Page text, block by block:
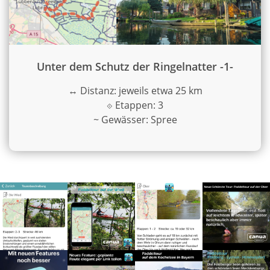
Unter dem Schutz der Ringelnatter -1-
↔ Distanz: jeweils etwa 25 km
⟐ Etappen: 3
~ Gewässer: Spree